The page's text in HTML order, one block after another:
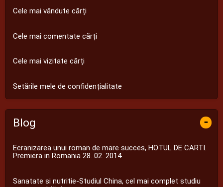
Cele mai vândute cărți
Cele mai comentate cărți
Cele mai vizitate cărți
Setările mele de confidențialitate
Blog -
Ecranizarea unui roman de mare succes, HOTUL DE CARTI.
Premiera in Romania 28. 02. 2014
Sanatate si nutritie-Studiul China, cel mai complet studiu